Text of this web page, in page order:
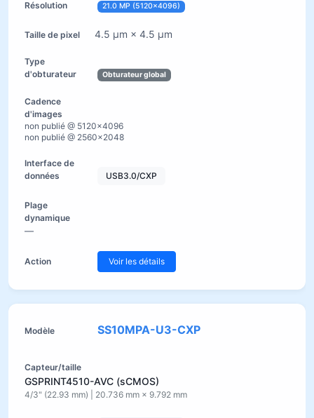
21.0 MP (5120×4096)
4.5 µm × 4.5 µm
Obturateur global
non publié @ 5120×4096
non publié @ 2560×2048
USB3.0/CXP
—
Voir les détails
SS10MPA-U3-CXP
GSPRINT4510-AVC (sCMOS)
4/3" (22.93 mm) | 20.736 mm × 9.792 mm